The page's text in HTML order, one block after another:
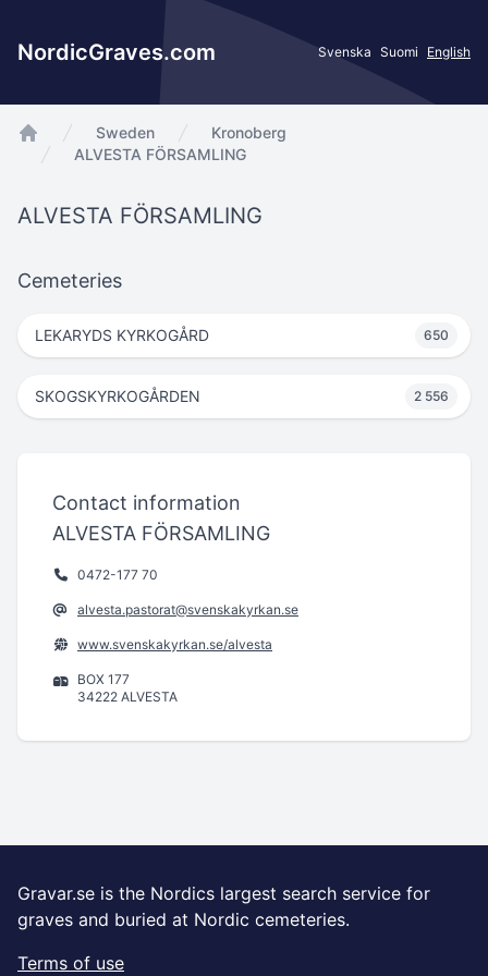
NordicGraves.com Svenska Suomi English
app.Start
Sweden
Kronoberg
ALVESTA FÖRSAMLING
ALVESTA FÖRSAMLING
Cemeteries
LEKARYDS KYRKOGÅRD 650
SKOGSKYRKOGÅRDEN 2 556
Contact information
ALVESTA FÖRSAMLING
0472-177 70
alvesta.pastorat@svenskakyrkan.se
www.svenskakyrkan.se/alvesta
BOX 177
34222 ALVESTA
Gravar.se is the Nordics largest search service for
graves and buried at Nordic cemeteries.
Terms of use